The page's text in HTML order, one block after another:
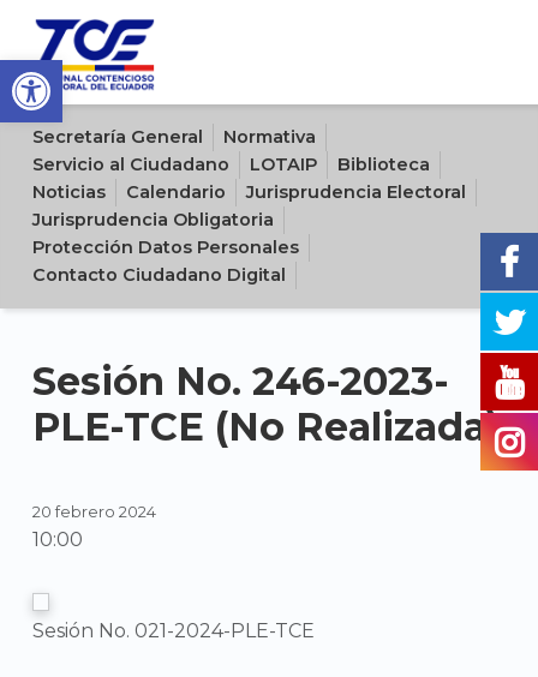
Open toolbar
Sitio oficial del Tribunal Contencioso Electoral del Ecuador
Secretaría General
Normativa
Servicio al Ciudadano
LOTAIP
Biblioteca
Noticias
Calendario
Jurisprudencia Electoral
Jurisprudencia Obligatoria
Protección Datos Personales
Contacto Ciudadano Digital
Sesión No. 246-2023-
PLE-TCE (No Realizada)
20 febrero 2024
10:00
Sesión No. 021-2024-PLE-TCE